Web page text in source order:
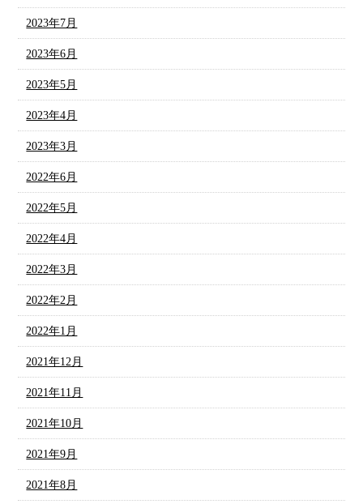
2023年7月
2023年6月
2023年5月
2023年4月
2023年3月
2022年6月
2022年5月
2022年4月
2022年3月
2022年2月
2022年1月
2021年12月
2021年11月
2021年10月
2021年9月
2021年8月